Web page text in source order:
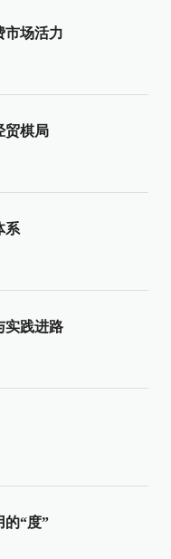
市场活力
贸棋局
系
实践进路
的“度”